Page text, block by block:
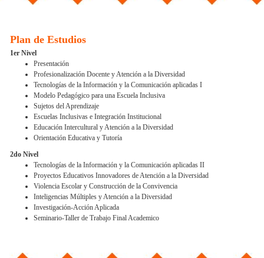
Plan de Estudios
1er Nivel
Presentación
Profesionalización Docente y Atención a la Diversidad
Tecnologías de la Información y la Comunicación aplicadas I
Modelo Pedagógico para una Escuela Inclusiva
Sujetos del Aprendizaje
Escuelas Inclusivas e Integración Institucional
Educación Intercultural y Atención a la Diversidad
Orientación Educativa y Tutoría
2do Nivel
Tecnologías de la Información y la Comunicación aplicadas II
Proyectos Educativos Innovadores de Atención a la Diversidad
Violencia Escolar y Construcción de la Convivencia
Inteligencias Múltiples y Atención a la Diversidad
Investigación-Acción Aplicada
Seminario-Taller de Trabajo Final Academico